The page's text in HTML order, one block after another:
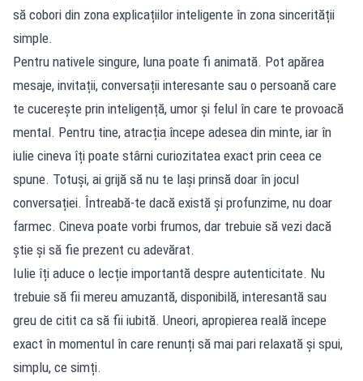
să cobori din zona explicațiilor inteligente în zona sincerității
simple.
Pentru nativele singure, luna poate fi animată. Pot apărea
mesaje, invitații, conversații interesante sau o persoană care
te cucerește prin inteligență, umor și felul în care te provoacă
mental. Pentru tine, atracția începe adesea din minte, iar în
iulie cineva îți poate stârni curiozitatea exact prin ceea ce
spune. Totuși, ai grijă să nu te lași prinsă doar în jocul
conversației. Întreabă-te dacă există și profunzime, nu doar
farmec. Cineva poate vorbi frumos, dar trebuie să vezi dacă
știe și să fie prezent cu adevărat.
Iulie îți aduce o lecție importantă despre autenticitate. Nu
trebuie să fii mereu amuzantă, disponibilă, interesantă sau
greu de citit ca să fii iubită. Uneori, apropierea reală începe
exact în momentul în care renunți să mai pari relaxată și spui,
simplu, ce simți.